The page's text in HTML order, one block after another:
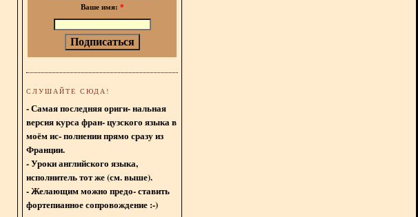
Ваше имя: *
СЛУШАЙТЕ СЮДА!
- Самая последняя ориги- нальная
версия курса фран- цузского языка в
моём ис- полнении прямо сразу из
Франции.
- Уроки английского языка,
исполнитель тот же (см. выше).
- Желающим можно предо- ставить
фортепианное сопровождение :-)